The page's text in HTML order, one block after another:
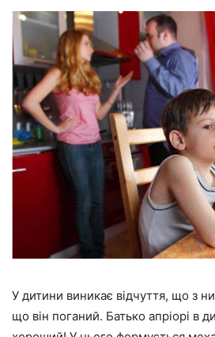
У дитини виникає відчуття, що з
що він поганий. Батько апріорі в